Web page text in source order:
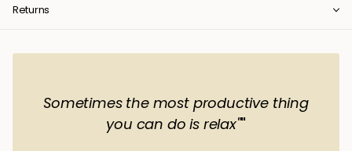
Returns
Sometimes the most productive thing
you can do is relax""